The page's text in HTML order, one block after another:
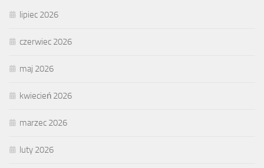
lipiec 2026
czerwiec 2026
maj 2026
kwiecień 2026
marzec 2026
luty 2026